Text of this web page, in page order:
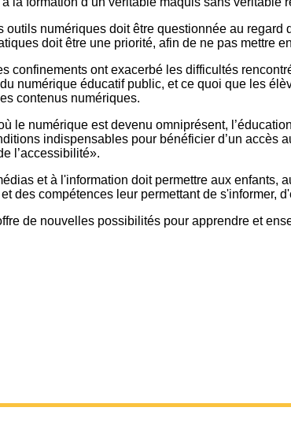
outils numériques doit être questionnée au
doit être une priorité, afin de ne pas mettre
confinements ont exacerbé les difficultés
numérique éducatif public, et ce quoi que les
contenus numériques.
le numérique est devenu omniprésent,
indispensables pour bénéficier d’un accès
l’accessibilité».
et à l'information doit permettre aux
des compétences leur permettant de s'informer,
de nouvelles possibilités pour apprendre et